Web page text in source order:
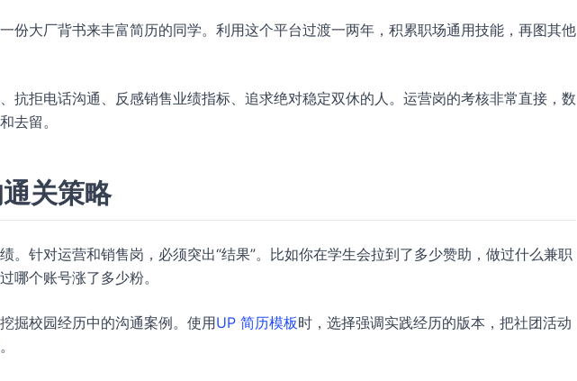
份大厂背书来丰富简历的同学。利用这个平台过渡一两年，积累职场通用技能，再图其他
抗拒电话沟通、反感销售业绩指标、追求绝对稳定双休的人。运营岗的考核非常直接，数
去留。
关策略
。针对运营和销售岗，必须突出“结果”。比如你在学生会拉到了多少赞助，做过什么兼职
哪个账号涨了多少粉。
掘校园经历中的沟通案例。使用UP 简历模板时，选择强调实践经历的版本，把社团活动